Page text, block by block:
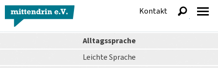
Alltagssprache
Leichte Sprache
Kontakt
anzeigen